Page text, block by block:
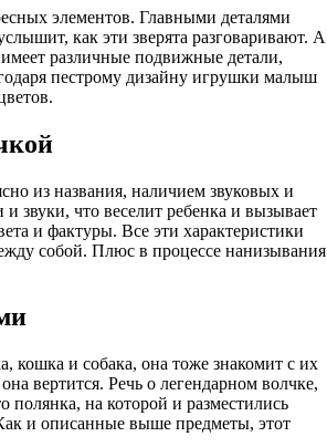
элементов. Главными деталями
как эти зверята разговаривают. А
различные подвижные детали,
пестрому дизайну игрушки малыш
из названия, наличием звуковых и
звуки, что веселит ребенка и вызывает
и фактуры. Все эти характеристики
собой. Плюс в процессе нанизывания
и собака, она тоже знакомит с их
вертится. Речь о легендарном волчке,
на которой и разместились
и описанные выше предметы, этот